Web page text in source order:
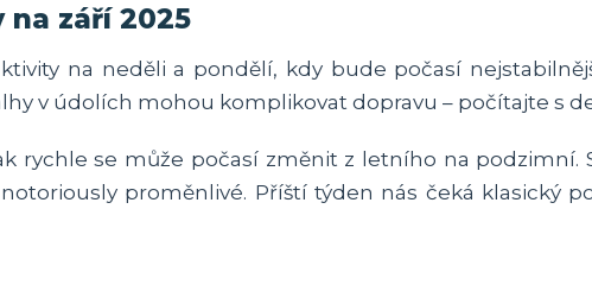
na září 2025
na neděli a pondělí, kdy bude počasí
v údolích mohou komplikovat dopravu – počítajte s
rychle se může počasí změnit z letního na
proměnlivé. Příští týden nás čeká klasický